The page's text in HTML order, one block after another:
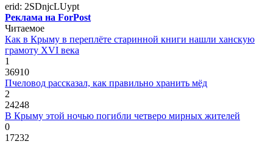
erid: 2SDnjcLUypt
Реклама на ForPost
Читаемое
Как в Крыму в переплёте старинной книги нашли ханскую
грамоту XVI века
1
36910
Пчеловод рассказал, как правильно хранить мёд
2
24248
В Крыму этой ночью погибли четверо мирных жителей
0
17232